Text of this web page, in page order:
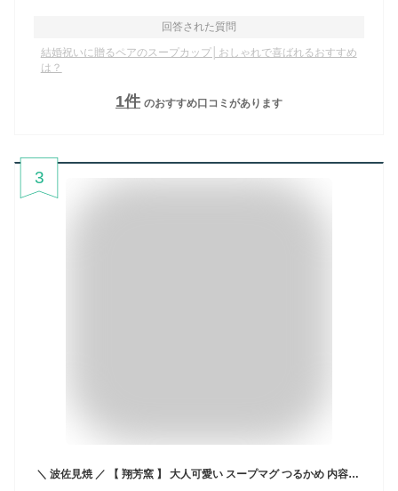
回答された質問
結婚祝いに贈るペアのスープカップ│おしゃれで喜ばれるおすすめ
は？
1件 のおすすめ口コミがあります
3